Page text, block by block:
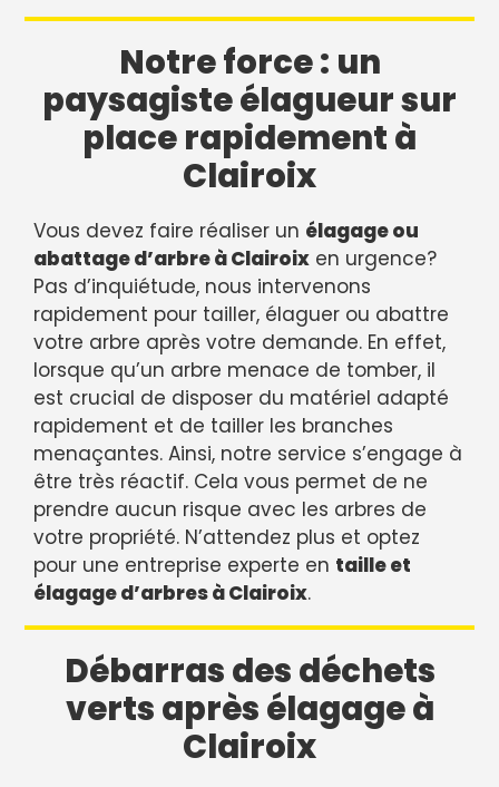
Notre force : un
paysagiste élagueur sur
place rapidement à
Clairoix
Vous devez faire réaliser un élagage ou
abattage d’arbre à Clairoix en urgence?
Pas d’inquiétude, nous intervenons
rapidement pour tailler, élaguer ou abattre
votre arbre après votre demande. En effet,
lorsque qu’un arbre menace de tomber, il
est crucial de disposer du matériel adapté
rapidement et de tailler les branches
menaçantes. Ainsi, notre service s’engage à
être très réactif. Cela vous permet de ne
prendre aucun risque avec les arbres de
votre propriété. N’attendez plus et optez
pour une entreprise experte en taille et
élagage d’arbres à Clairoix.
Débarras des déchets
verts après élagage à
Clairoix